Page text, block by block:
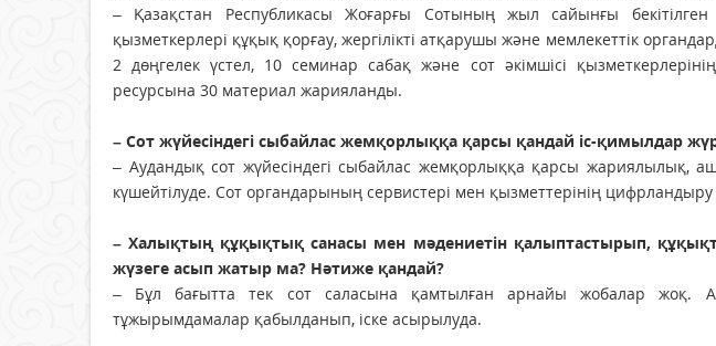
– Қазақстан Республикасы Жоғарғы Сотының жыл сайынғы
қызметкерлері құқық қорғау, жергілікті атқарушы және мемлекеттік
2 дөңгелек үстел, 10 семинар сабақ және сот әкімшісі
ресурсына 30 материал жарияланды.
– Сот жүйесіндегі сыбайлас жемқорлыққа қарсы қандай іс-қимылдар
– Аудандық сот жүйесіндегі сыбайлас жемқорлыққа қарсы жариялылық,
күшейтілуде. Сот органдарының сервистері мен қызметтерінің цифрландыру
– Халықтың құқықтық санасы мен мәдениетін қалыптастырып,
жүзеге асып жатыр ма? Нәтиже қандай?
– Бұл бағытта тек сот саласына қамтылған арнайы жобалар жоқ.
тұжырымдамалар қабылданып, іске асырылуда.